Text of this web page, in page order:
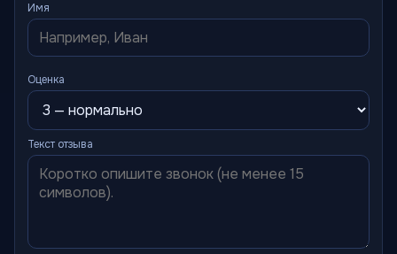
Имя
Оценка
Текст отзыва